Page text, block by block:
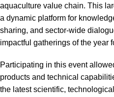
aquaculture value chain. This
a dynamic platform for
sharing, and sector-wide
impactful gatherings of the year
Participating in this event
products and technical
the latest scientific,